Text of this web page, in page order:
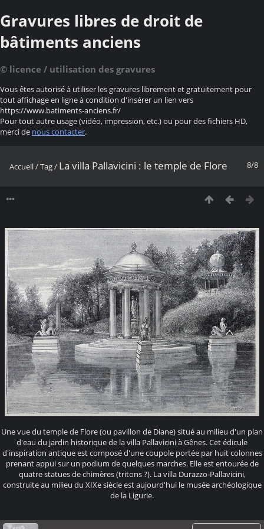
Gravures libres de droit de
bâtiments anciens
© licence / utilisation des gravures
Vous êtes autorisé à utiliser les gravures librement et gratuitement pour
tout affichage en ligne à condition d'insérer un lien vers
https://www.batiments-anciens.fr/
Pour tout autre usage (vidéo, impression, etc.) ou pour des fichiers HD,
merci de nous contacter.
8/8
Accueil/Tag/ La villa Pallavicini : le temple de Flore
Une vue du temple de Flore (ou pavillon de Diane) situé au milieu d'un plan
d'eau du jardin historique de la villa Pallavicini à Gênes. Cet édicule
d'inspiration antique est composé d'une coupole portée par huit colonnes
prenant appui sur un podium de quelques marches. Elle est entourée de
quatre statues de chimères (tritons ?). La villa Durazzo-Pallavicini,
construite au milieu du XIXe siècle est aujourd'hui le musée archéologique
de la Ligurie.